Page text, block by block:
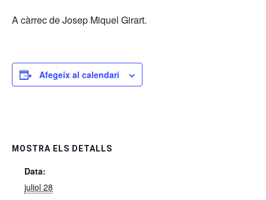
A càrrec de Josep Miquel Girart.
Afegeix al calendari
MOSTRA ELS DETALLS
Data:
juliol 28